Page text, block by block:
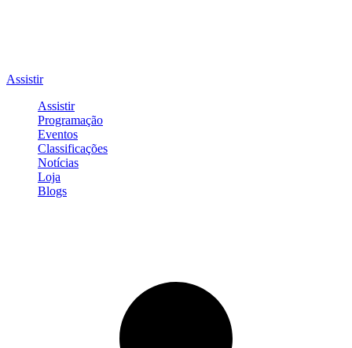
Assistir
Assistir
Programação
Eventos
Classificações
Notícias
Loja
Blogs